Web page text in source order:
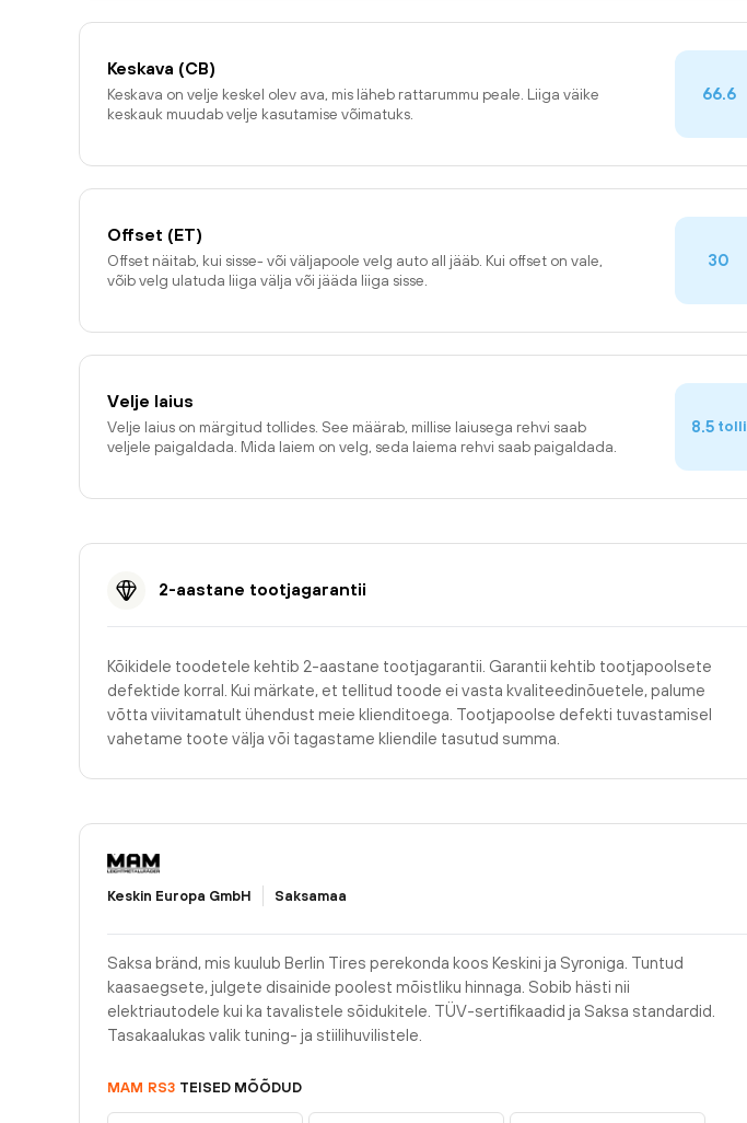
Keskava (CB)
Keskava on velje keskel olev ava, mis läheb rattarummu peale. Liiga väike
keskauk muudab velje kasutamise võimatuks.
66.6
Offset (ET)
Offset näitab, kui sisse- või väljapoole velg auto all jääb. Kui offset on vale,
võib velg ulatuda liiga välja või jääda liiga sisse.
30
Velje laius
Velje laius on märgitud tollides. See määrab, millise laiusega rehvi saab
veljele paigaldada. Mida laiem on velg, seda laiema rehvi saab paigaldada.
8.5 tolli
2-aastane tootjagarantii
Kõikidele toodetele kehtib 2-aastane tootjagarantii. Garantii kehtib tootjapoolsete
defektide korral. Kui märkate, et tellitud toode ei vasta kvaliteedinõuetele, palume
võtta viivitamatult ühendust meie klienditoega. Tootjapoolse defekti tuvastamisel
vahetame toote välja või tagastame kliendile tasutud summa.
Keskin Europa GmbH Saksamaa
Saksa bränd, mis kuulub Berlin Tires perekonda koos Keskini ja Syroniga. Tuntud
kaasaegsete, julgete disainide poolest mõistliku hinnaga. Sobib hästi nii
elektriautodele kui ka tavalistele sõidukitele. TÜV-sertifikaadid ja Saksa standardid.
Tasakaalukas valik tuning- ja stiilihuvilistele.
MAM RS3 TEISED MÕÕDUD